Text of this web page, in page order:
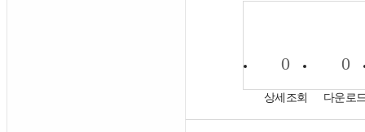
0
상세조회
0
다운로